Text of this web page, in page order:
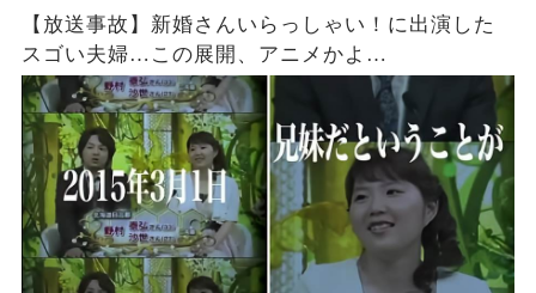
【放送事故】新婚さんいらっしゃい！に出演した
スゴい夫婦…この展開、アニメかよ…